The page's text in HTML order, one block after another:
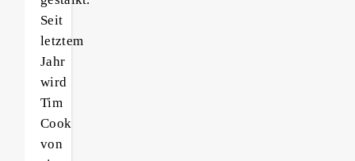
Seit
letztem
Jahr
wird
Tim
Cook
von